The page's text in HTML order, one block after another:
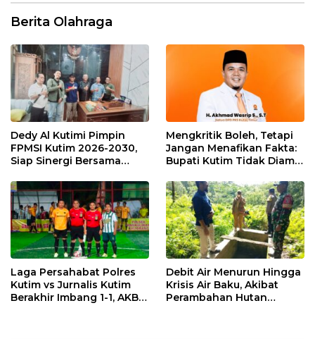
Berita Olahraga
Dedy Al Kutimi Pimpin
FPMSI Kutim 2026-2030,
Siap Sinergi Bersama
Mengkritik Boleh, Tetapi
Jangan Menafikan Fakta:
Bupati Kutim Tidak Diam
Laga Persahabat Polres
Kutim vs Jurnalis Kutim
Berakhir Imbang 1-1, AKBP
Debit Air Menurun Hingga
Krisis Air Baku, Akibat
Perambahan Hutan